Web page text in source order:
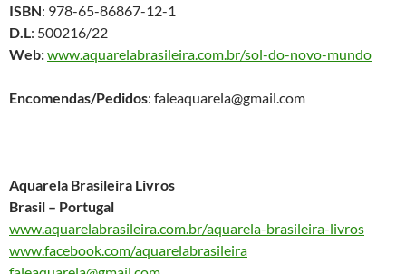
ISBN: 978-65-86867-12-1
D.L: 500216/22
Web:www.aquarelabrasileira.com.br/sol-do-novo-mundo
Encomendas/Pedidos: faleaquarela@gmail.com
Aquarela Brasileira Livros
Brasil – Portugal
www.aquarelabrasileira.com.br/aquarela-brasileira-livros
www.facebook.com/aquarelabrasileira